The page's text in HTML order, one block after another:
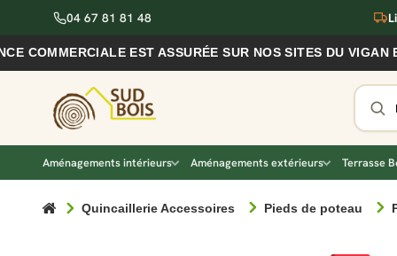
04 67 81 81 48
EST ASSURÉE SUR NOS SITES DU VIGAN ET
Aménagements intérieurs Aménagements extérieurs Terrasse
Quincaillerie Accessoires Pieds de poteau